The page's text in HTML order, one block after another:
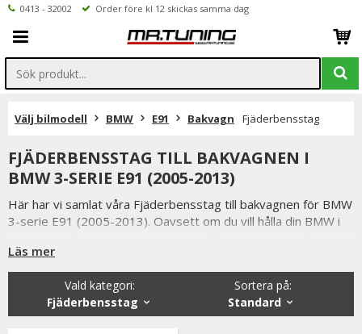
0413 - 32002 Order före kl 12 skickas samma dag
Välj bilmodell BMW E91 Bakvagn Fjäderbensstag
FJÄDERBENSSTAG TILL BAKVAGNEN I
BMW 3-SERIE E91 (2005-2013)
Här har vi samlat våra Fjäderbensstag till bakvagnen för BMW
3-serie E91 (2005-2013). Oavsett om du vill hålla din BMW i
sortiment ett stort urval av bakvagnsprodukter.
Läs mer
Sortera på:
Standard
Vald kategori:
Fjäderbensstag